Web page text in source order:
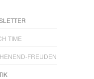
TIME
FREUDEN